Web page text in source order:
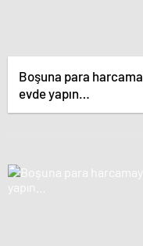
Boşuna para
evde yapın…